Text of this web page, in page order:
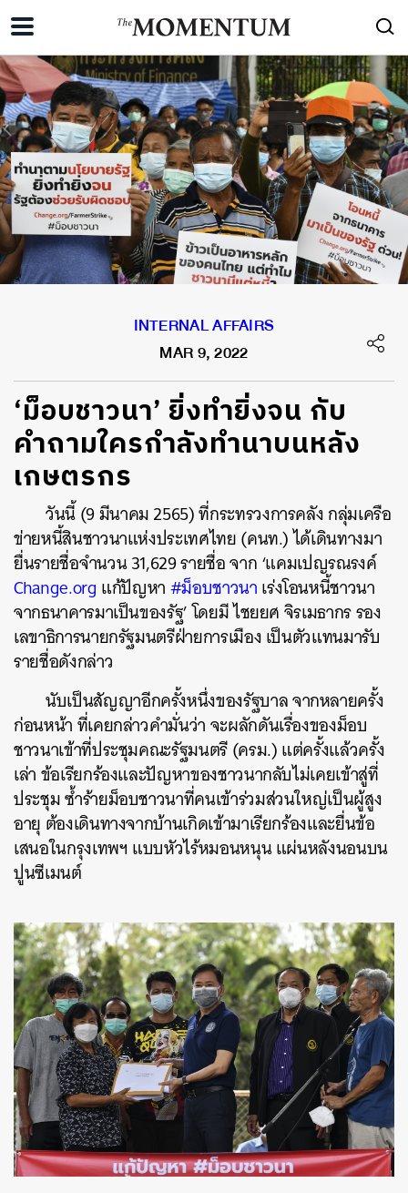
INTERNAL AFFAIRS
MAR 9, 2022
‘ม็อบชาวนา’ ยิ่งทำยิ่งจน กับ
คำถามใครกำลังทำนาบนหลัง
เกษตรกร
วันนี้ (9 มีนาคม 2565) ที่กระทรวงการคลัง กลุ่มเครือ
ข่ายหนี้สินชาวนาแห่งประเทศไทย (คนท.) ได้เดินทางมา
ยื่นรายชื่อจำนวน 31,629 รายชื่อ จาก ‘แคมเปญรณรงค์
Change.org แก้ปัญหา#ม็อบชาวนาเร่งโอนหนี้ชาวนา
จากธนาคารมาเป็นของรัฐ’ โดยมี ไชยยศ จิรเมธากร รอง
เลขาธิการนายกรัฐมนตรีฝ่ายการเมือง เป็นตัวแทนมารับ
รายชื่อดังกล่าว
นับเป็นสัญญาอีกครั้งหนึ่งของรัฐบาล จากหลายครั้ง
ก่อนหน้า ที่เคยกล่าวคำมั่นว่า จะผลักดันเรื่องของม็อบ
ชาวนาเข้าที่ประชุมคณะรัฐมนตรี (ครม.) แต่ครั้งแล้วครั้ง
เล่า ข้อเรียกร้องและปัญหาของชาวนากลับไม่เคยเข้าสู่ที่
ประชุม ซ้ำร้ายม็อบชาวนาที่คนเข้าร่วมส่วนใหญ่เป็นผู้สูง
อายุ ต้องเดินทางจากบ้านเกิดเข้ามาเรียกร้องและยื่นข้อ
เสนอในกรุงเทพฯ แบบหัวไร้หมอนหนุน แผ่นหลังนอนบน
ปูนซีเมนต์